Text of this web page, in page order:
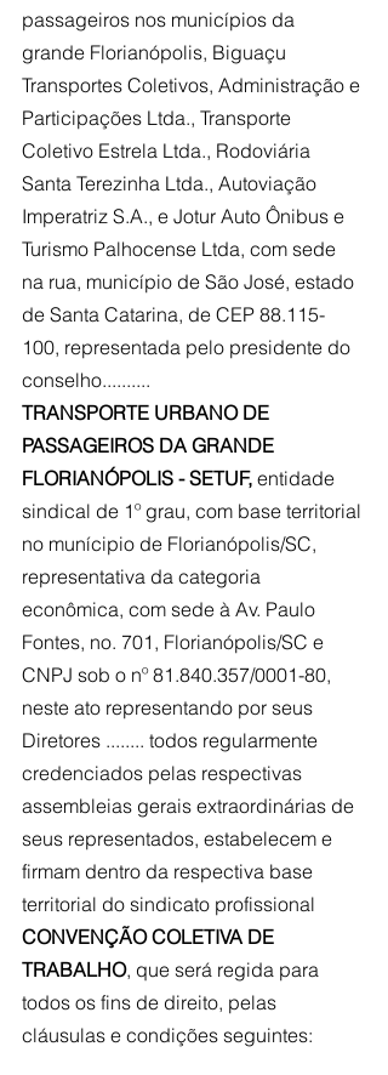
passageiros nos municípios da
grande Florianópolis, Biguaçu
Transportes Coletivos, Administração e
Participações Ltda., Transporte
Coletivo Estrela Ltda., Rodoviária
Santa Terezinha Ltda., Autoviação
Imperatriz S.A., e Jotur Auto Ônibus e
Turismo Palhocense Ltda, com sede
na rua, município de São José, estado
de Santa Catarina, de CEP 88.115-
100, representada pelo presidente do
conselho..........
TRANSPORTE URBANO DE
PASSAGEIROS DA GRANDE
FLORIANÓPOLIS - SETUF, entidade
sindical de 1º grau, com base territorial
no munícipio de Florianópolis/SC,
representativa da categoria
econômica, com sede à Av. Paulo
Fontes, no. 701, Florianópolis/SC e
CNPJ sob o nº 81.840.357/0001-80,
neste ato representando por seus
Diretores ........ todos regularmente
credenciados pelas respectivas
assembleias gerais extraordinárias de
seus representados, estabelecem e
firmam dentro da respectiva base
territorial do sindicato profissional
CONVENÇÃO COLETIVA DE
TRABALHO, que será regida para
todos os fins de direito, pelas
cláusulas e condições seguintes: